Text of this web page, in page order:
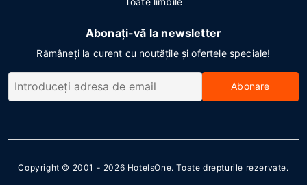
Abonați-vă la newsletter
Rămâneți la curent cu noutățile și ofertele speciale!
Abonare
Copyright © 2001 - 2026 HotelsOne. Toate drepturile rezervate.